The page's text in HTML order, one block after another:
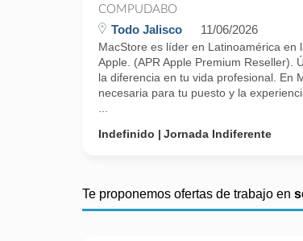
COMPUDABO
Todo Jalisco 11/06/2026
MacStore es líder en Latinoamérica en
Apple. (APR Apple Premium Reseller).
la diferencia en tu vida profesional. En
necesaria para tu puesto y la
Indefinido
Jornada Indiferente
Te proponemos ofertas de trabajo en